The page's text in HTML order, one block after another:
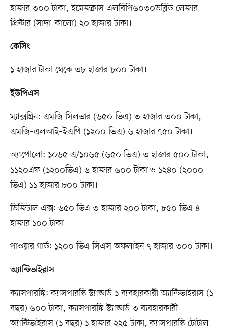
হাজার ৩০০ টাকা, ইমেজক্লাস এলবিপি৬০৩০ডব্লিউ লেজার
প্রিন্টার (সাদা–কালো) ২০ হাজার টাকা।
কেসিং
১ হাজার টাকা থেকে ৩৮ হাজার ৮০০ টাকা।
ইউপিএস
ম্যাক্সগ্রিন: এমজি সিলভার (৬৫০ ভিএ) ৩ হাজার ৩০০ টাকা,
এমজি–এলআই–ইএপি (১২০০ ভিএ) ৬ হাজার ৭৫০ টাকা।
অ্যাপোলো: ১০৬৫ এ/১০৬৫ (৬৫০ ভিএ) ৩ হাজার ৫০০ টাকা,
১১২০এফ (১২০০ভিএ) ৬ হাজার ৬০০ টাকা ও ১২৪০ (২০০০
ভিএ) ১১ হাজার ৮০০ টাকা।
ডিজিটাল এক্স: ৬৫০ ভিএ ৩ হাজার ২০০ টাকা, ৮৫০ ভিএ ৪
হাজার ১০০ টাকা।
পাওয়ার গার্ড: ১২০০ ভিএ সিএস অফলাইন ৭ হাজার ৩০০ টাকা।
অ্যান্টিভাইরাস
ক্যাসপারস্কি: ক্যাসপারস্কি স্ট্যান্ডার্ড ১ ব্যবহারকারী অ্যান্টিভাইরাস (১
বছর) ৬০০ টাকা, ক্যাসপারস্কি স্ট্যান্ডার্ড ৩ ব্যবহারকারী
অ্যান্টিভাইরাস (১ বছর) ১ হাজার ২২৫ টাকা, ক্যাসপারস্কি টোটাল